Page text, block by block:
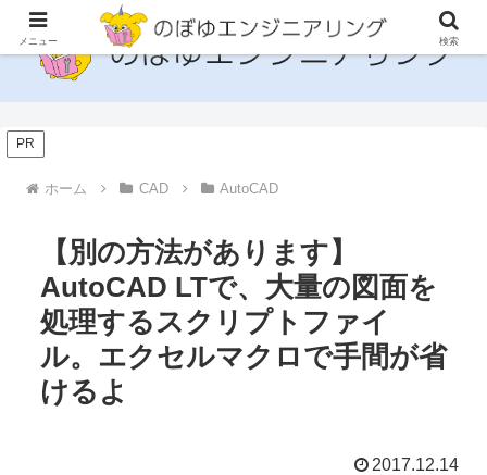
PR
ホーム CAD AutoCAD
【別の方法があります】
AutoCAD LTで、大量の図面を
処理するスクリプトファイ
ル。エクセルマクロで手間が省
けるよ
2017.12.14
メニュー 検索